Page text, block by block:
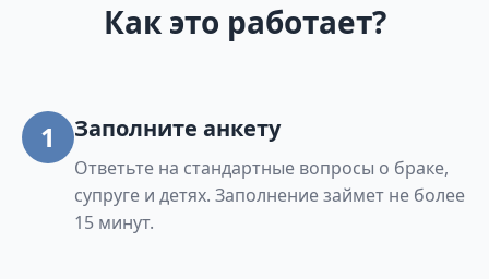
Как это работает?
1 Заполните анкету
Ответьте на стандартные вопросы о браке,
супруге и детях. Заполнение займет не более
15 минут.